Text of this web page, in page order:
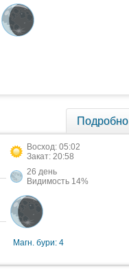
Подробно
Восход: 05:02
Закат: 20:58
26 день
Видимость 14%
Магн. бури: 4